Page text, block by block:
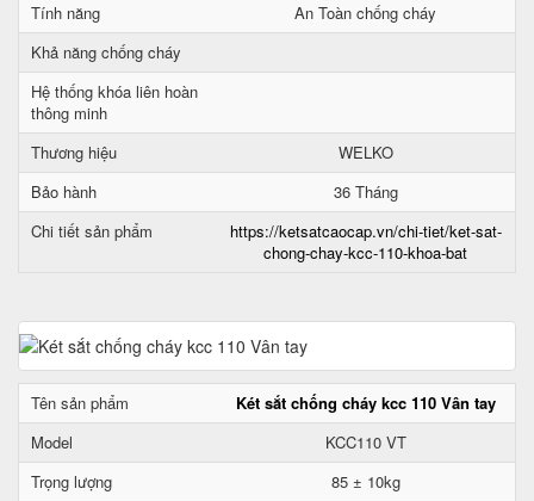
Tính năng
An Toàn chống cháy
Khả năng chống cháy
Hệ thống khóa liên hoàn
thông minh
Thương hiệu
WELKO
Bảo hành
36 Tháng
Chi tiết sản phẩm
https://ketsatcaocap.vn/chi-tiet/ket-sat-
chong-chay-kcc-110-khoa-bat
Tên sản phẩm
Két sắt chống cháy kcc 110 Vân tay
Model
KCC110 VT
Trọng lượng
85 ± 10kg